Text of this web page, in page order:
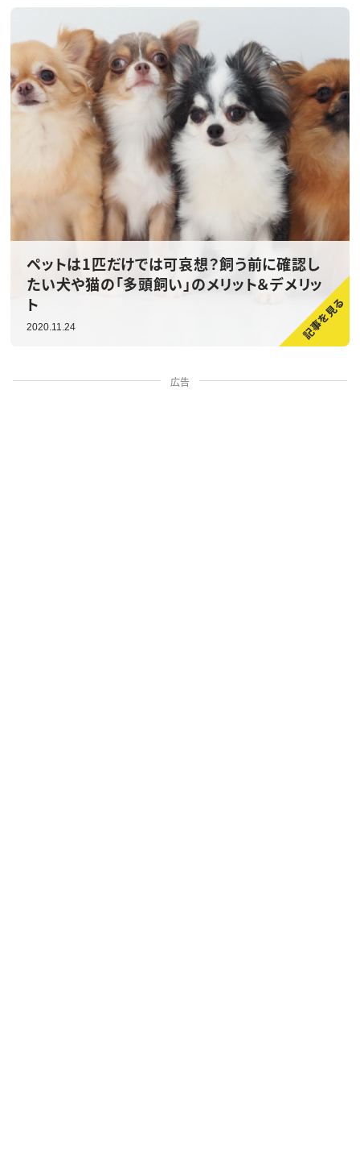
ペットは1匹だけでは可哀想？飼う前に確認し
たい犬や猫の「多頭飼い」のメリット＆デメリッ
ト
2020.11.24
広告